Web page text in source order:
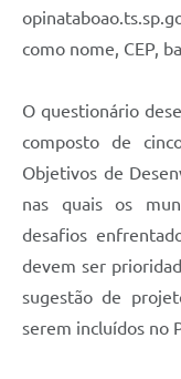
como nome, CEP,
O questionário
composto de
Objetivos de
nas quais os
desafios
devem ser
sugestão de
serem incluídos no